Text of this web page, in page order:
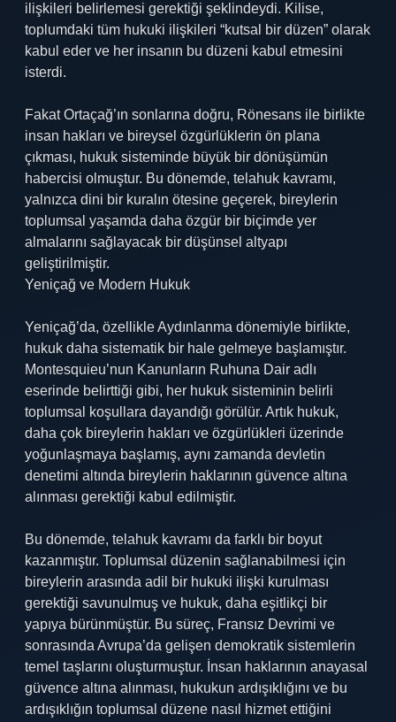
ilişkileri belirlemesi gerektiği şeklindeydi. Kilise,
toplumdaki tüm hukuki ilişkileri “kutsal bir düzen” olarak
kabul eder ve her insanın bu düzeni kabul etmesini
isterdi.
Fakat Ortaçağ’ın sonlarına doğru, Rönesans ile birlikte
insan hakları ve bireysel özgürlüklerin ön plana
çıkması, hukuk sisteminde büyük bir dönüşümün
habercisi olmuştur. Bu dönemde, telahuk kavramı,
yalnızca dini bir kuralın ötesine geçerek, bireylerin
toplumsal yaşamda daha özgür bir biçimde yer
almalarını sağlayacak bir düşünsel altyapı
geliştirilmiştir.
Yeniçağ ve Modern Hukuk
Yeniçağ’da, özellikle Aydınlanma dönemiyle birlikte,
hukuk daha sistematik bir hale gelmeye başlamıştır.
Montesquieu’nun Kanunların Ruhuna Dair adlı
eserinde belirttiği gibi, her hukuk sisteminin belirli
toplumsal koşullara dayandığı görülür. Artık hukuk,
daha çok bireylerin hakları ve özgürlükleri üzerinde
yoğunlaşmaya başlamış, aynı zamanda devletin
denetimi altında bireylerin haklarının güvence altına
alınması gerektiği kabul edilmiştir.
Bu dönemde, telahuk kavramı da farklı bir boyut
kazanmıştır. Toplumsal düzenin sağlanabilmesi için
bireylerin arasında adil bir hukuki ilişki kurulması
gerektiği savunulmuş ve hukuk, daha eşitlikçi bir
yapıya bürünmüştür. Bu süreç, Fransız Devrimi ve
sonrasında Avrupa’da gelişen demokratik sistemlerin
temel taşlarını oluşturmuştur. İnsan haklarının anayasal
güvence altına alınması, hukukun ardışıklığını ve bu
ardışıklığın toplumsal düzene nasıl hizmet ettiğini